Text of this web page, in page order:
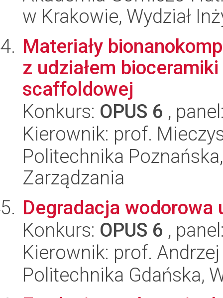
w Krakowie, Wydział
Materiały
z udziałem
scaffoldowej
Konkurs: OPUS 6 ,
Kierownik: prof.
Politechnika
Zarządzania
Degradacja
Konkurs: OPUS 6 ,
Kierownik: prof.
Politechnika Gdańska,